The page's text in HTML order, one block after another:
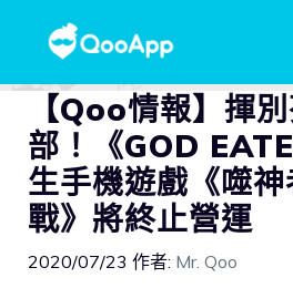
【Qoo情報】揮
部！《GOD
生手機遊戲《噬
戰》將終止營運
2020/07/23 作者: Mr. Qoo